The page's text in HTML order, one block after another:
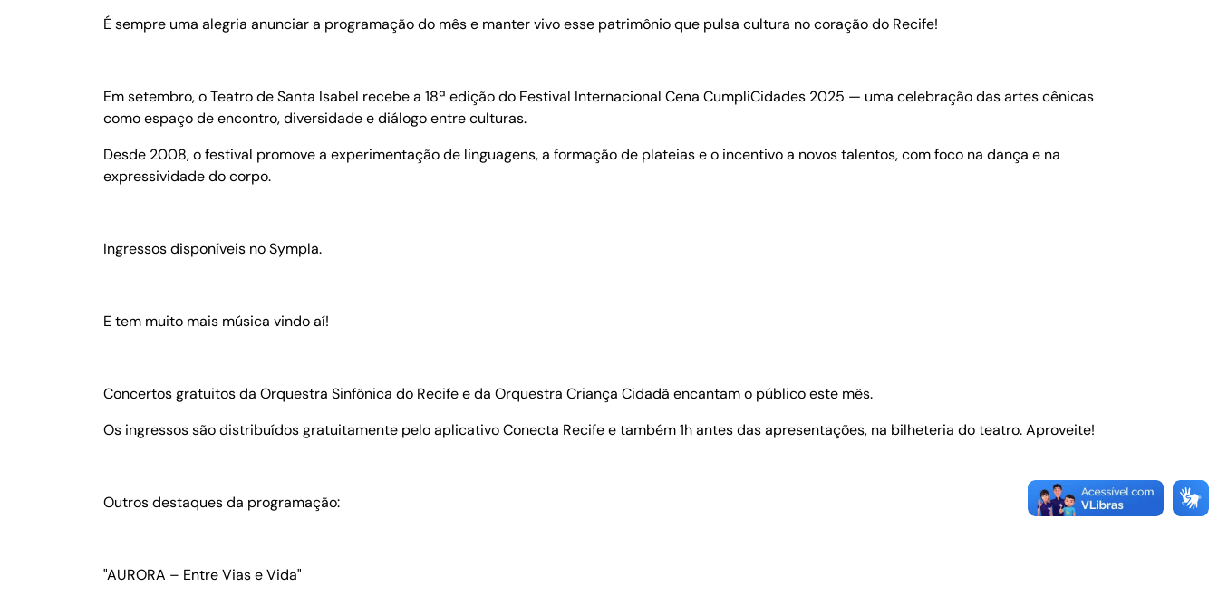
É sempre uma alegria anunciar a programação do mês e manter vivo esse patrimônio que pulsa cultura no coração do Recife!
Em setembro, o Teatro de Santa Isabel recebe a 18ª edição do Festival Internacional Cena CumpliCidades 2025 — uma celebração das artes cênicas
como espaço de encontro, diversidade e diálogo entre culturas.
Desde 2008, o festival promove a experimentação de linguagens, a formação de plateias e o incentivo a novos talentos, com foco na dança e na
expressividade do corpo.
Ingressos disponíveis no Sympla.
E tem muito mais música vindo aí!
Concertos gratuitos da Orquestra Sinfônica do Recife e da Orquestra Criança Cidadã encantam o público este mês.
Os ingressos são distribuídos gratuitamente pelo aplicativo Conecta Recife e também 1h antes das apresentações, na bilheteria do teatro. Aproveite!
Outros destaques da programação:
"AURORA – Entre Vias e Vida"